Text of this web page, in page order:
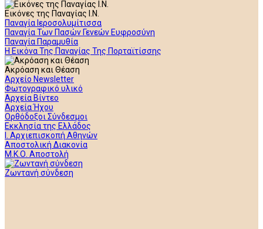
Εικόνες της Παναγίας Ι.Ν.
Παναγία Ιεροσολυμίτισσα
Παναγία Των Πασών Γενεών Ευφροσύνη
Παναγία Παραμυθία
Η Εικόνα Της Παναγίας Της Πορταϊτίσσης
Ακρόαση και Θέαση
Αρχείο Newsletter
Φωτογραφικό υλικό
Αρχεία Βίντεο
Αρχεία Ήχου
Ορθόδοξοι Σύνδεσμοι
Εκκλησία της Ελλάδος
Ι. Αρχιεπισκοπή Αθηνών
Αποστολική Διακονία
Μ.Κ.Ο. Αποστολή
Ζωντανή σύνδεση